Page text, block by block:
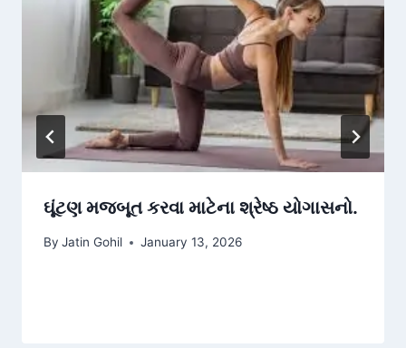
ઘૂંટણ મજબૂત કરવા માટેના શ્રેષ્ઠ યોગાસનો.
By Jatin Gohil January 13, 2026